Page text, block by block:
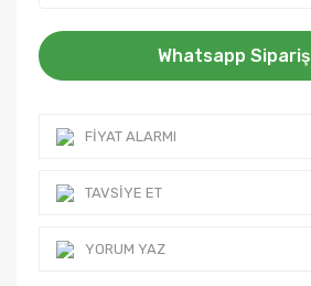
Whatsapp Sipariş
FIYAT ALARMI
TAVSIYE ET
YORUM YAZ